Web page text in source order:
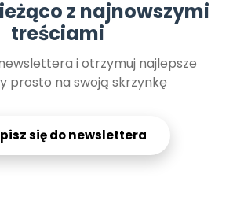
z najnowszymi
treściami
i otrzymuj najlepsze
prosto na swoją skrzynkę
się do newslettera